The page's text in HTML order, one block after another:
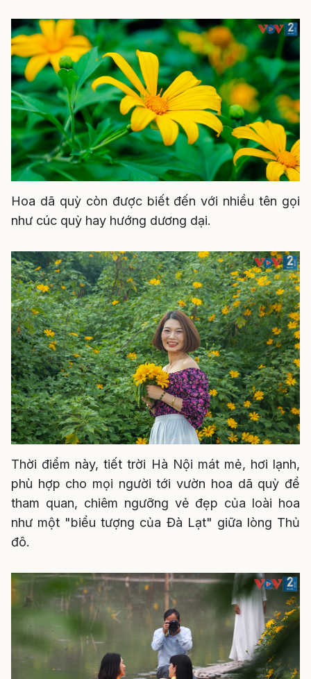
Hoa dã quỳ còn được biết đến với nhiều tên gọi
như cúc quỳ hay hướng dương dại.
Thời điểm này, tiết trời Hà Nội mát mẻ, hơi lạnh,
phù hợp cho mọi người tới vườn hoa dã quỳ để
tham quan, chiêm ngưỡng vẻ đẹp của loài hoa
như một "biểu tượng của Đà Lạt" giữa lòng Thủ
đô.